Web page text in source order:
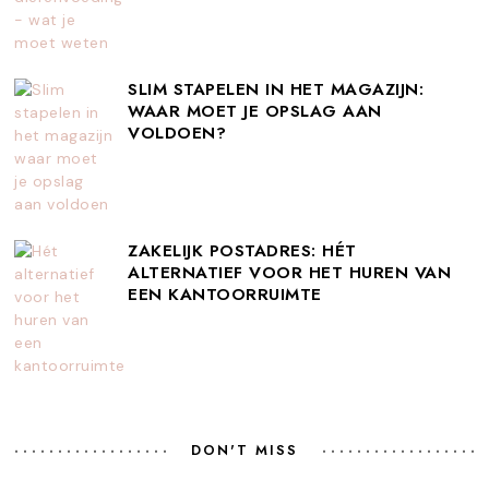
SLIM STAPELEN IN HET MAGAZIJN:
WAAR MOET JE OPSLAG AAN
VOLDOEN?
ZAKELIJK POSTADRES: HÉT
ALTERNATIEF VOOR HET HUREN VAN
EEN KANTOORRUIMTE
DON'T MISS